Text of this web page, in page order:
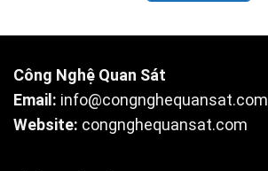
Công Nghệ Quan Sát
Email: info@congnghequansat.com
Website: congnghequansat.com